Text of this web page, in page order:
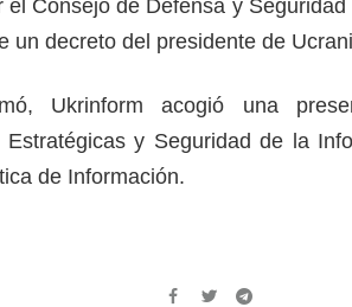
el Consejo de Defensa y
un decreto del presidente de
Ukrinform acogió una
Estratégicas y Seguridad de la
de Información.